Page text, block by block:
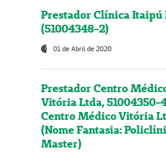
Prestador Clínica Itaipú
(51004348-2)
01 de Abril de 2020
Prestador Centro
Vitória Ltda, 51004350-
Centro Médico Vitória
(Nome Fantasia:
Master)